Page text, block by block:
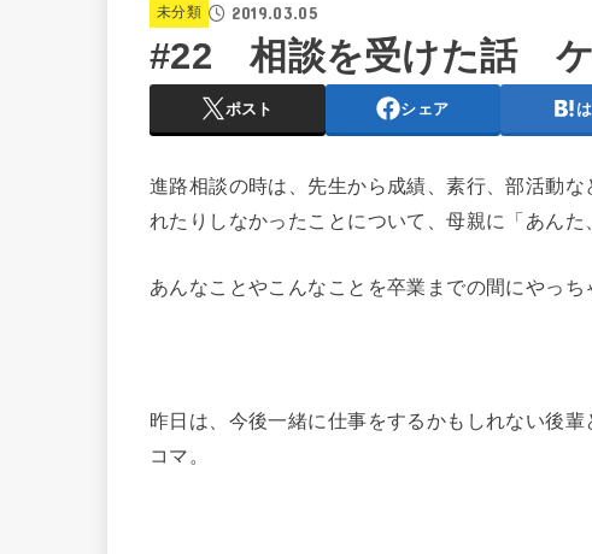
未分類 2019.03.05
#22 相談を受けた話 ケ
ポスト シェア
進路相談の時は、先生から成績、素行、部活動
れたりしなかったことについて、母親に「あん
あんなことやこんなことを卒業までの間にやっち
昨日は、今後一緒に仕事をするかもしれない後
コマ。